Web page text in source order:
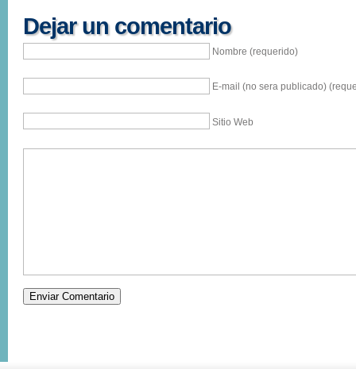
Dejar un comentario
Nombre (requerido)
E-mail (no sera publicado)
Sitio Web